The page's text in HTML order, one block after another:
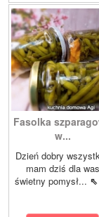
Fasolka
w...
Dzień dobry
mam dziś dla was
świetny pomysł... ⇖